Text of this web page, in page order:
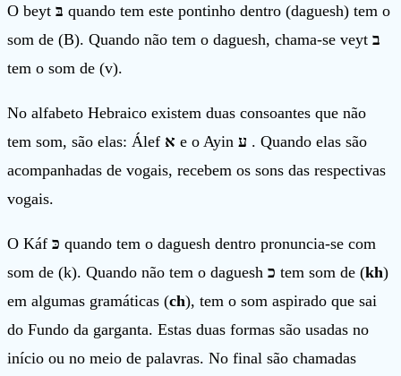
O beyt
quando tem este pontinho dentro (daguesh) tem o
som de (B). Quando não tem o daguesh, chama-se veyt ב
tem o som de (v).
No alfabeto Hebraico existem duas consoantes que não
tem som, são elas: Álef
e o Ayin
. Quando elas são
acompanhadas de vogais, recebem os sons das respectivas
vogais.
O Káf כּ quando tem o daguesh dentro pronuncia-se com
som de (k). Quando não tem o daguesh כ tem som de (kh)
em algumas gramáticas (ch), tem o som aspirado que sai
do Fundo da garganta. Estas duas formas são usadas no
início ou no meio de palavras. No final são chamadas